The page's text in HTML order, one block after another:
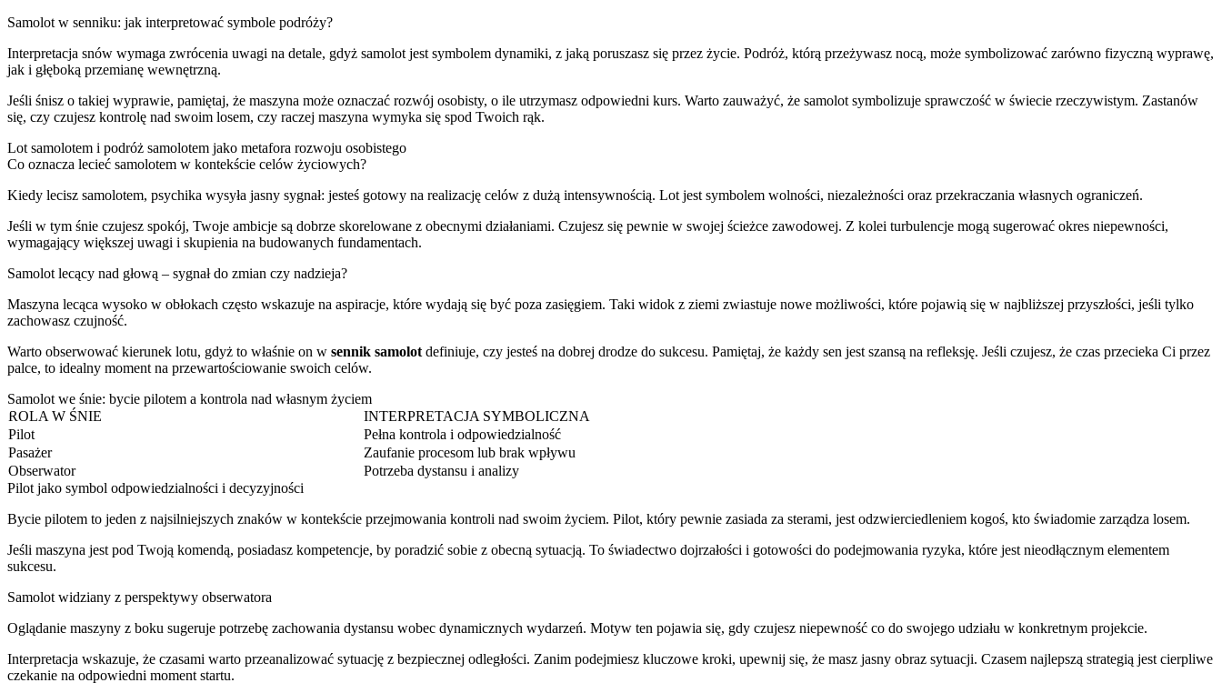
Samolot w senniku: jak interpretować symbole podróży?
Interpretacja snów wymaga zwrócenia uwagi na detale, gdyż samolot jest symbolem dynamiki, z jaką poruszasz się przez życie. Podróż, którą przeżywasz nocą, może symbolizować zarówno fizyczną wyprawę,
jak i głęboką przemianę wewnętrzną.
Jeśli śnisz o takiej wyprawie, pamiętaj, że maszyna może oznaczać rozwój osobisty, o ile utrzymasz odpowiedni kurs. Warto zauważyć, że samolot symbolizuje sprawczość w świecie rzeczywistym. Zastanów
się, czy czujesz kontrolę nad swoim losem, czy raczej maszyna wymyka się spod Twoich rąk.
Lot samolotem i podróż samolotem jako metafora rozwoju osobistego
Co oznacza lecieć samolotem w kontekście celów życiowych?
Kiedy lecisz samolotem, psychika wysyła jasny sygnał: jesteś gotowy na realizację celów z dużą intensywnością. Lot jest symbolem wolności, niezależności oraz przekraczania własnych ograniczeń.
Jeśli w tym śnie czujesz spokój, Twoje ambicje są dobrze skorelowane z obecnymi działaniami. Czujesz się pewnie w swojej ścieżce zawodowej. Z kolei turbulencje mogą sugerować okres niepewności,
wymagający większej uwagi i skupienia na budowanych fundamentach.
Samolot lecący nad głową – sygnał do zmian czy nadzieja?
Maszyna lecąca wysoko w obłokach często wskazuje na aspiracje, które wydają się być poza zasięgiem. Taki widok z ziemi zwiastuje nowe możliwości, które pojawią się w najbliższej przyszłości, jeśli tylko
zachowasz czujność.
Warto obserwować kierunek lotu, gdyż to właśnie on w sennik samolot definiuje, czy jesteś na dobrej drodze do sukcesu. Pamiętaj, że każdy sen jest szansą na refleksję. Jeśli czujesz, że czas przecieka Ci przez
palce, to idealny moment na przewartościowanie swoich celów.
Samolot we śnie: bycie pilotem a kontrola nad własnym życiem
ROLA W ŚNIE
INTERPRETACJA SYMBOLICZNA
Pilot
Pełna kontrola i odpowiedzialność
Pasażer
Zaufanie procesom lub brak wpływu
Obserwator
Potrzeba dystansu i analizy
Pilot jako symbol odpowiedzialności i decyzyjności
Bycie pilotem to jeden z najsilniejszych znaków w kontekście przejmowania kontroli nad swoim życiem. Pilot, który pewnie zasiada za sterami, jest odzwierciedleniem kogoś, kto świadomie zarządza losem.
Jeśli maszyna jest pod Twoją komendą, posiadasz kompetencje, by poradzić sobie z obecną sytuacją. To świadectwo dojrzałości i gotowości do podejmowania ryzyka, które jest nieodłącznym elementem
sukcesu.
Samolot widziany z perspektywy obserwatora
Oglądanie maszyny z boku sugeruje potrzebę zachowania dystansu wobec dynamicznych wydarzeń. Motyw ten pojawia się, gdy czujesz niepewność co do swojego udziału w konkretnym projekcie.
Interpretacja wskazuje, że czasami warto przeanalizować sytuację z bezpiecznej odległości. Zanim podejmiesz kluczowe kroki, upewnij się, że masz jasny obraz sytuacji. Czasem najlepszą strategią jest cierpliwe
czekanie na odpowiedni moment startu.